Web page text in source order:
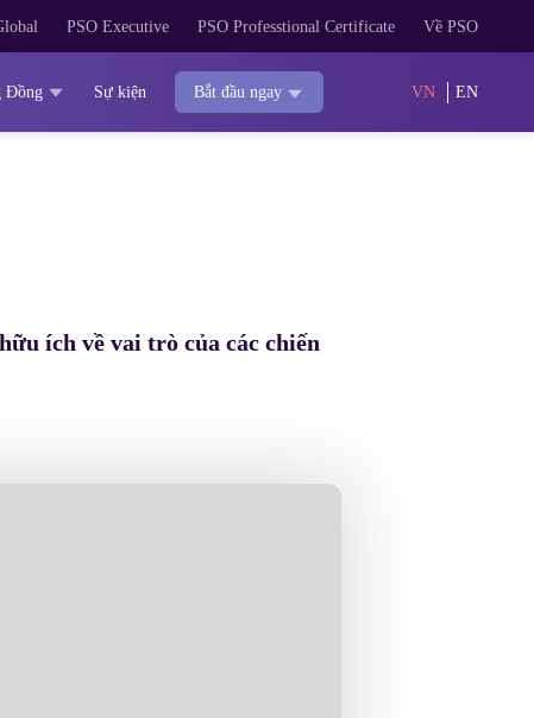
PSO Executive PSO Professtional Certificate Về PSO
Đồng Sự kiện Bắt đầu ngay VN EN
ích về vai trò của các chiến